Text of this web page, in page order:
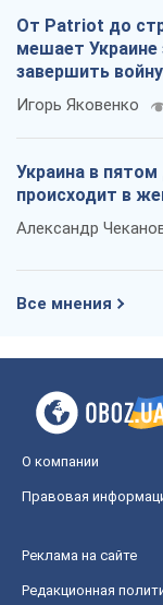
От Patriot до
мешает Украине
завершить войну
Игорь Яковенко
Украина в пятом
происходит в
Александр
Все мнения
О компании
Правовая
Реклама на сайте
Редакционная